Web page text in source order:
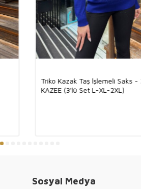
sayesinde, dört
ürün ortaya
triko, her
Toptan
Kazee olarak,
sunuyoruz.
Triko Kazak Taş İşlemeli Saks
KAZEE (3'lü Set L-XL-2XL)
Sosyal Medya